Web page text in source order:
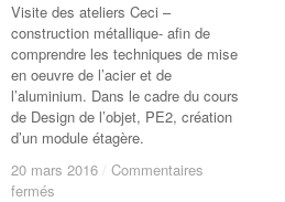
Visite des ateliers Ceci –
construction métallique- afin de
comprendre les techniques de mise
en oeuvre de l’acier et de
l’aluminium. Dans le cadre du cours
de Design de l’objet, PE2, création
d’un module étagère.
20 mars 2016 / Commentaires
fermés
20 mars 2016 / Commentaires
fermés